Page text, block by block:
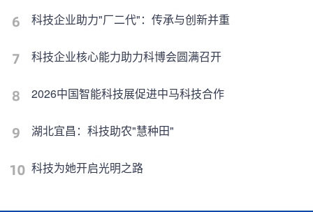
科技企业助力"厂二代"：传承与创新并重
科技企业核心能力助力科博会圆满召开
2026中国智能科技展促进中马科技合作
湖北宜昌：科技助农"慧种田"
科技为她开启光明之路